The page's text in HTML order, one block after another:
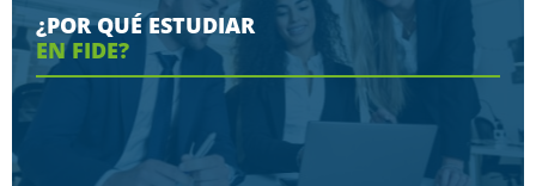
¿POR QUÉ ESTUDIAR
EN FIDE?